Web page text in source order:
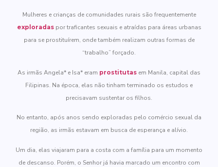
Mulheres e crianças de comunidades rurais são frequentemente
exploradaspor traficantes sexuais e atraídas para áreas urbanas
para se prostituírem, onde também realizam outras formas de
“trabalho” forçado.
As irmãs Angela* e Isa* eram prostitutas em Manila, capital das
Filipinas. Na época, elas não tinham terminado os estudos e
precisavam sustentar os filhos.
No entanto, após anos sendo exploradas pelo comércio sexual da
região, as irmãs estavam em busca de esperança e alívio.
Um dia, elas viajaram para a costa com a família para um momento
de descanso. Porém, o Senhor já havia marcado um encontro com